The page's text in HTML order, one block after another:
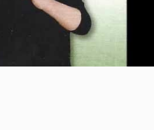
Play
Video